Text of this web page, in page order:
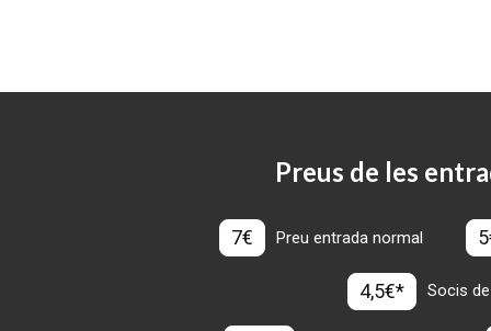
Preus de les
7€ Preu entrada normal
4,5€* Socis